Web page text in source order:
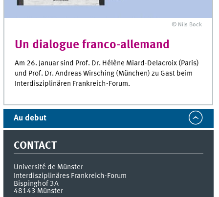
© Nils Bock
Un dialogue franco-allemand
Am 26. Januar sind Prof. Dr. Hélène Miard-Delacroix (Paris)
und Prof. Dr. Andreas Wirsching (München) zu Gast beim
Interdisziplinären Frankreich-Forum.
Au debut
CONTACT
Université de Münster
Interdisziplinäres Frankreich-Forum
Bispinghof 3A
48143 Münster